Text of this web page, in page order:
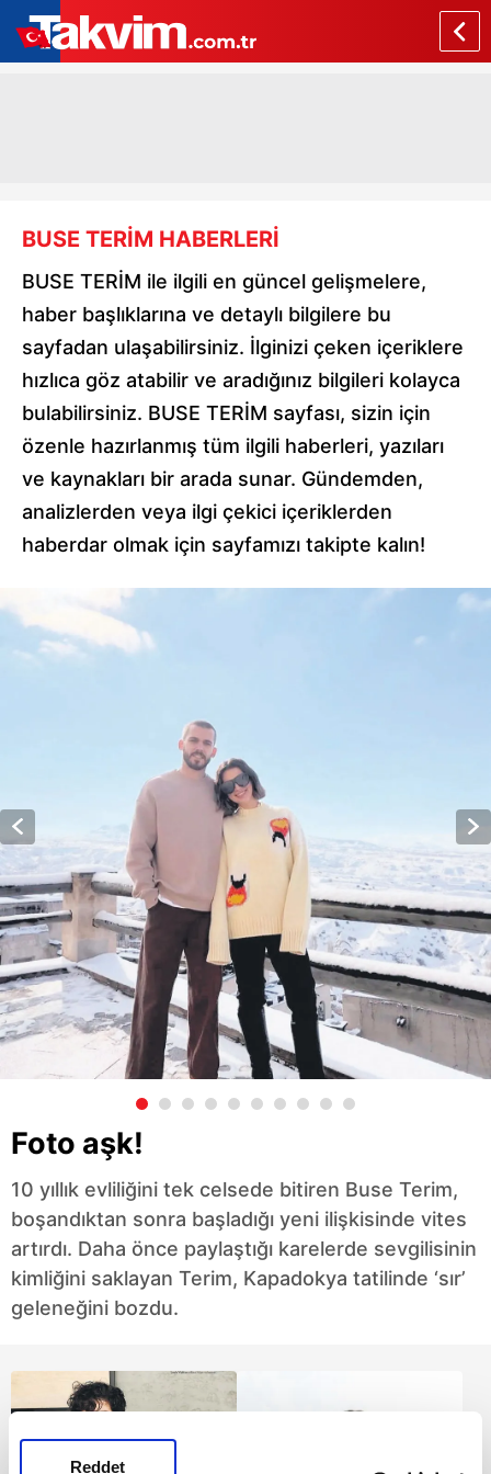
Reddet
BUSE TERİM HABERLERİ
BUSE TERİM ile ilgili en güncel gelişmelere,
haber başlıklarına ve detaylı bilgilere bu
sayfadan ulaşabilirsiniz. İlginizi çeken içeriklere
hızlıca göz atabilir ve aradığınız bilgileri kolayca
bulabilirsiniz. BUSE TERİM sayfası, sizin için
özenle hazırlanmış tüm ilgili haberleri, yazıları
ve kaynakları bir arada sunar. Gündemden,
analizlerden veya ilgi çekici içeriklerden
haberdar olmak için sayfamızı takipte kalın!
Foto aşk!
10 yıllık evliliğini tek celsede bitiren Buse Terim,
boşandıktan sonra başladığı yeni ilişkisinde vites
artırdı. Daha önce paylaştığı karelerde sevgilisinin
kimliğini saklayan Terim, Kapadokya tatilinde ‘sır’
geleneğini bozdu.